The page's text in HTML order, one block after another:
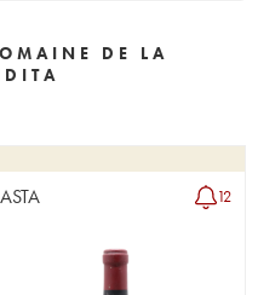
DE LA
ASTA 12